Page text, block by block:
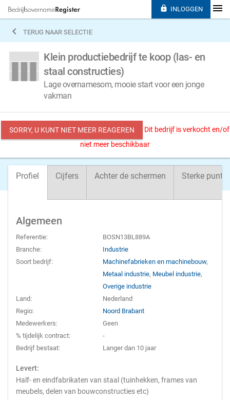
 TERUG NAAR SELECTIE
Klein productiebedrijf te koop (las- en
staal constructies)
Lage overnamesom, mooie start voor een jonge
vakman
SORRY, U KUNT NIET MEER REAGEREN
Dit bedrijf is verkocht en/of
niet meer beschikbaar
Profiel Cijfers Achter de schermen Sterke
Algemeen
Referentie:
BOSN13BL889A
Branche:
Industrie
Soort bedrijf:
Machinefabrieken en machinebouw,
Metaal industrie, Meubel industrie,
Overige industrie
Land:
Nederland
Regio:
Noord Brabant
Medewerkers:
Geen
% tijdelijk contract:
-
Bedrijf bestaat:
Langer dan 10 jaar
Levert:
Half- en eindfabrikaten van staal (tuinhekken, frames van
meubels, delen van bouwconstructies etc)
 INLOGGEN